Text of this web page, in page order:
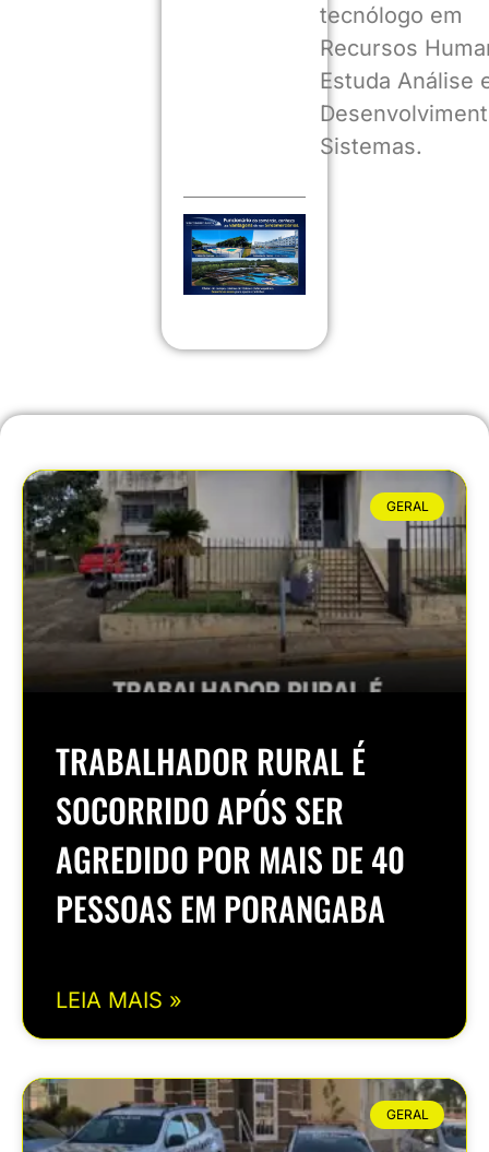
tecnólogo em
Recursos
Estuda Análise
Sistemas.
GERAL
TRABALHADOR RURAL É
SOCORRIDO APÓS SER
AGREDIDO POR MAIS DE 40
PESSOAS EM PORANGABA
LEIA MAIS »
GERAL